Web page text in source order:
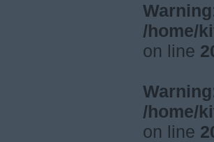
Warning
/home/
on line
Warning
/home/
on line